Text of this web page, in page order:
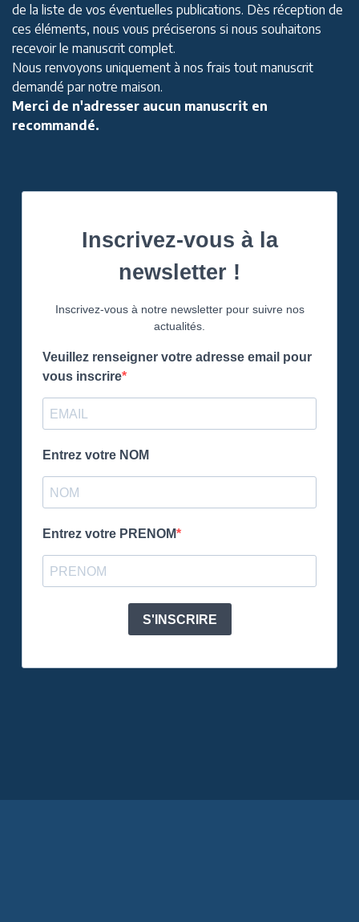
de la liste de vos éventuelles publications. Dès réception de
ces éléments, nous vous préciserons si nous souhaitons
recevoir le manuscrit complet.
Nous renvoyons uniquement à nos frais tout manuscrit
demandé par notre maison.
Merci de n'adresser aucun manuscrit en
recommandé.
Inscrivez-vous à la
newsletter !
Inscrivez-vous à notre newsletter pour suivre nos
actualités.
Veuillez renseigner votre adresse email pour
vous inscrire
Entrez votre NOM
Entrez votre PRENOM
S'INSCRIRE